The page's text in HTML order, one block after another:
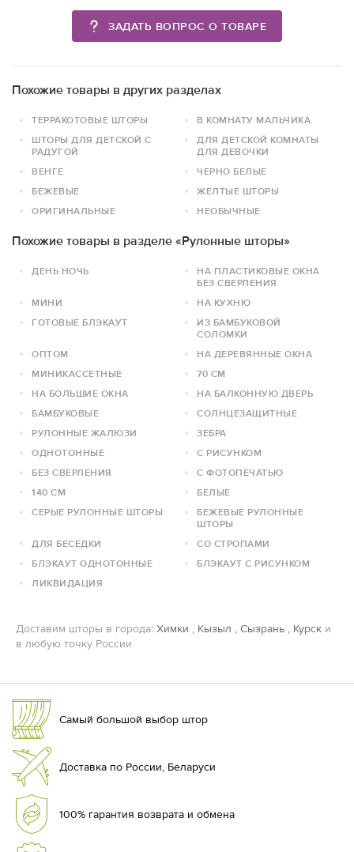
ЗАДАТЬ ВОПРОС О ТОВАРЕ
Похожие товары в других разделах
ТЕРРАКОТОВЫЕ ШТОРЫ
В КОМНАТУ МАЛЬЧИКА
ШТОРЫ ДЛЯ ДЕТСКОЙ С
РАДУГОЙ
ДЛЯ ДЕТСКОЙ КОМНАТЫ
ДЛЯ ДЕВОЧКИ
ВЕНГЕ
ЧЕРНО БЕЛЫЕ
БЕЖЕВЫЕ
ЖЕЛТЫЕ ШТОРЫ
ОРИГИНАЛЬНЫЕ
НЕОБЫЧНЫЕ
Похожие товары в разделе «Рулонные шторы»
ДЕНЬ НОЧЬ
НА ПЛАСТИКОВЫЕ ОКНА
БЕЗ СВЕРЛЕНИЯ
МИНИ
НА КУХНЮ
ГОТОВЫЕ БЛЭКАУТ
ИЗ БАМБУКОВОЙ
СОЛОМКИ
ОПТОМ
НА ДЕРЕВЯННЫЕ ОКНА
МИНИКАССЕТНЫЕ
70 СМ
НА БОЛЬШИЕ ОКНА
НА БАЛКОННУЮ ДВЕРЬ
БАМБУКОВЫЕ
СОЛНЦЕЗАЩИТНЫЕ
РУЛОННЫЕ ЖАЛЮЗИ
ЗЕБРА
ОДНОТОННЫЕ
С РИСУНКОМ
БЕЗ СВЕРЛЕНИЯ
С ФОТОПЕЧАТЬЮ
140 СМ
БЕЛЫЕ
СЕРЫЕ РУЛОННЫЕ ШТОРЫ
БЕЖЕВЫЕ РУЛОННЫЕ
ШТОРЫ
ДЛЯ БЕСЕДКИ
СО СТРОПАМИ
БЛЭКАУТ ОДНОТОННЫЕ
БЛЭКАУТ С РИСУНКОМ
ЛИКВИДАЦИЯ
Доставим шторы в города: Химки , Кызыл , Сызрань , Курск и
в любую точку России
Самый большой выбор штор
Доставка по России, Беларуси
100% гарантия возврата и обмена